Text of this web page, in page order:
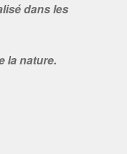
dans les
la nature.